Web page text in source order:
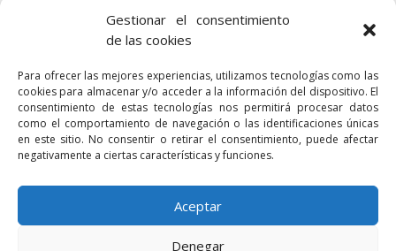
Gestionar el consentimiento
de las cookies
Para ofrecer las mejores experiencias, utilizamos tecnologías como las
cookies para almacenar y/o acceder a la información del dispositivo. El
consentimiento de estas tecnologías nos permitirá procesar datos
como el comportamiento de navegación o las identificaciones únicas
en este sitio. No consentir o retirar el consentimiento, puede afectar
negativamente a ciertas características y funciones.
Aceptar
Denegar
900 720 415
CONTACTO
Enlaces Accesibilidad Mapa Web